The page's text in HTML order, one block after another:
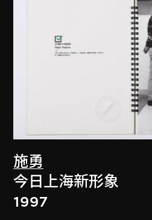
施勇
今日上海新形象
1997